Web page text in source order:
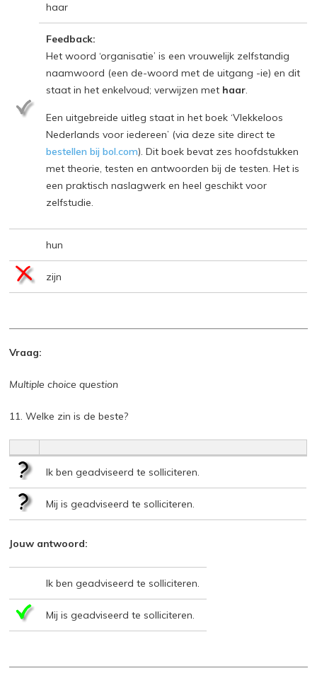
haar
Feedback:
Het woord ‘organisatie’ is een vrouwelijk zelfstandig
naamwoord (een de-woord met de uitgang -ie) en dit
staat in het enkelvoud; verwijzen met haar.
Een uitgebreide uitleg staat in het boek ‘Vlekkeloos
Nederlands voor iedereen’ (via deze site direct te
bestellen bij bol.com). Dit boek bevat zes hoofdstukken
met theorie, testen en antwoorden bij de testen. Het is
een praktisch naslagwerk en heel geschikt voor
zelfstudie.
hun
zijn
Vraag:
Multiple choice question
11. Welke zin is de beste?
Ik ben geadviseerd te solliciteren.
Mij is geadviseerd te solliciteren.
Jouw antwoord:
Ik ben geadviseerd te solliciteren.
Mij is geadviseerd te solliciteren.